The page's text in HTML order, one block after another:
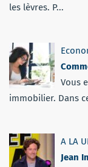
les lèvres. P...
Vous
immobilier. Dans
A LA
Jean